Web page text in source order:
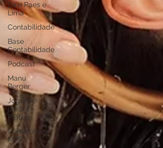
Davi Paes e
Lima
Contabilidade
Base
Contabilidade
Podcast
Manu
Berger
Jogando
para a
Plateia
Construtora
MTF